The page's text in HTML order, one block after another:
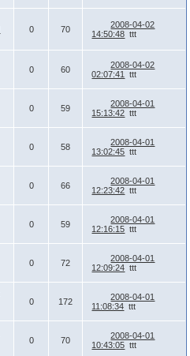
0 70
2008-04-02
14:50:48 ttt
0
60
2008-04-02
02:07:41 ttt
0 59
2008-04-01
15:13:42 ttt
0
58
2008-04-01
13:02:45 ttt
0 66
2008-04-01
12:23:42 ttt
0 59
2008-04-01
12:16:15 ttt
0 72
2008-04-01
12:09:24 ttt
0
172
2008-04-01
11:08:34 ttt
0 70
2008-04-01
10:43:05 ttt